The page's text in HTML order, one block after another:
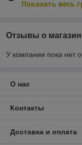
Показать весь
Отзывы о
У компании пока нет
О нас
Контакты
Доставка и оплата